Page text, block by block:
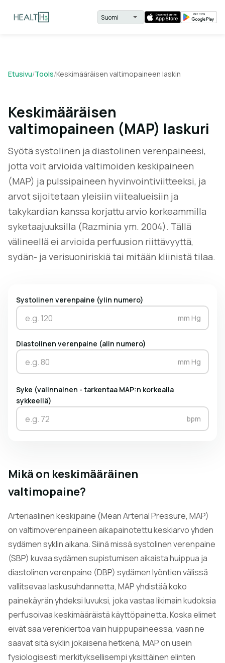
Etusivu/Tools/Keskimääräisen valtimopaineen laskin
Keskimääräisen
valtimopaineen (MAP) laskuri
Syötä systolinen ja diastolinen verenpaineesi,
jotta voit arvioida valtimoiden keskipaineen
(MAP) ja pulssipaineen hyvinvointiviitteeksi, ja
arvot sijoitetaan yleisiin viitealueisiin ja
takykardian kanssa korjattu arvio korkeammilla
syketaajuuksilla (Razminia ym. 2004). Tällä
välineellä ei arvioida perfuusion riittävyyttä,
sydän- ja verisuoniriskiä tai mitään kliinistä tilaa.
Systolinen verenpaine (ylin numero)
mm Hg
Diastolinen verenpaine (alin numero)
mm Hg
Syke (valinnainen - tarkentaa MAP:n korkealla
sykkeellä)
bpm
Mikä on keskimääräinen
valtimopaine?
Arteriaalinen keskipaine (Mean Arterial Pressure, MAP)
on valtimoverenpaineen aikapainotettu keskiarvo yhden
sydämen syklin aikana. Siinä missä systolinen verenpaine
(SBP) kuvaa sydämen supistumisen aikaista huippua ja
diastolinen verenpaine (DBP) sydämen lyöntien välissä
vallitsevaa laskusuhdannetta, MAP yhdistää koko
painekäyrän yhdeksi luvuksi, joka vastaa likimain kudoksia
perfusoivaa keskimääräistä käyttöpainetta. Koska elimet
eivät saa verenkiertoa vain huippupaineessa, vaan ne
saavat sitä syklin jokaisena hetkenä, MAP on usein
fysiologisesti merkityksellisempi yksittäinen elinten